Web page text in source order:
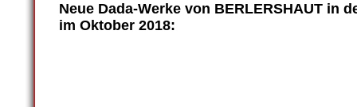
Neue Dada-Werke von BERLERSHAUT in
im Oktober 2018: